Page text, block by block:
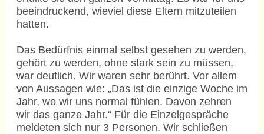
beeindruckend, wieviel diese Eltern mitzuteilen
hatten.
Das Bedürfnis einmal selbst gesehen zu werden,
gehört zu werden, ohne stark sein zu müssen,
war deutlich. Wir waren sehr berührt. Vor allem
von Aussagen wie: „Das ist die einzige Woche im
Jahr, wo wir uns normal fühlen. Davon zehren
wir das ganze Jahr.“ Für die Einzelgespräche
meldeten sich nur 3 Personen. Wir schließen